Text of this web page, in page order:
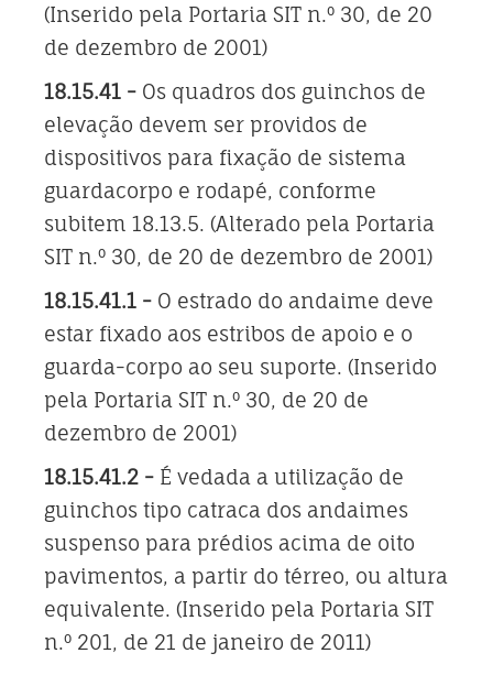
(Inserido pela Portaria SIT n.º 30, de 20
de dezembro de 2001)
18.15.41 - Os quadros dos guinchos de
elevação devem ser providos de
dispositivos para fixação de sistema
guardacorpo e rodapé, conforme
subitem 18.13.5. (Alterado pela Portaria
SIT n.º 30, de 20 de dezembro de 2001)
18.15.41.1 - O estrado do andaime deve
estar fixado aos estribos de apoio e o
guarda-corpo ao seu suporte. (Inserido
pela Portaria SIT n.º 30, de 20 de
dezembro de 2001)
18.15.41.2 - É vedada a utilização de
guinchos tipo catraca dos andaimes
suspenso para prédios acima de oito
pavimentos, a partir do térreo, ou altura
equivalente. (Inserido pela Portaria SIT
n.º 201, de 21 de janeiro de 2011)